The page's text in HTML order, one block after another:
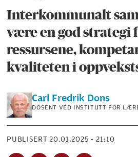
Interkommunalt
være en god strategi
ressursene,
kvaliteten i
Carl Fredrik Dons
DOSENT VED INSTITUTT FOR
PUBLISERT 20.01.2025 - 21:10